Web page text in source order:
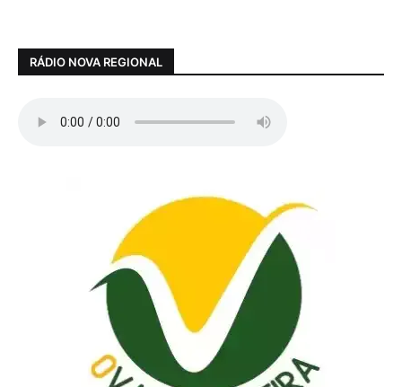
RÁDIO NOVA REGIONAL